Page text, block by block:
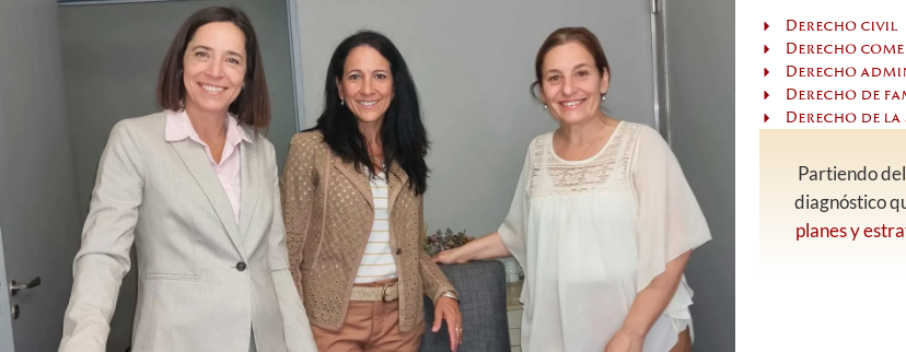
Derecho civil
Derecho
Derecho
Derecho de
Derecho de
Partiendo
diagnóstico
planes y